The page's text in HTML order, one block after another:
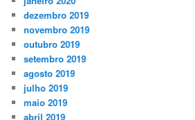
dezembro 2019
novembro 2019
outubro 2019
setembro 2019
agosto 2019
julho 2019
maio 2019
abril 2019